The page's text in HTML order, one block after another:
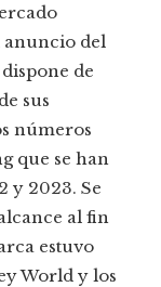
anuncio del
de
sus
números
que se han
y 2023. Se
al fin
estuvo
World y los